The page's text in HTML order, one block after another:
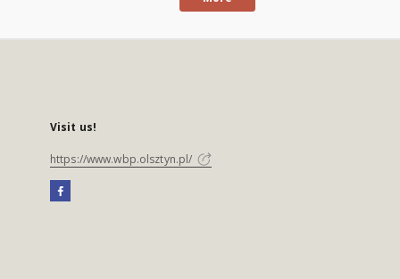
Visit us!
https://www.wbp.olsztyn.pl/